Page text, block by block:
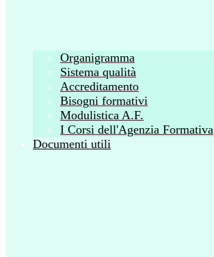
Organigramma
Sistema qualità
Accreditamento
Bisogni formativi
Modulistica A.F.
I Corsi dell'Agenzia Formativa
Documenti utili